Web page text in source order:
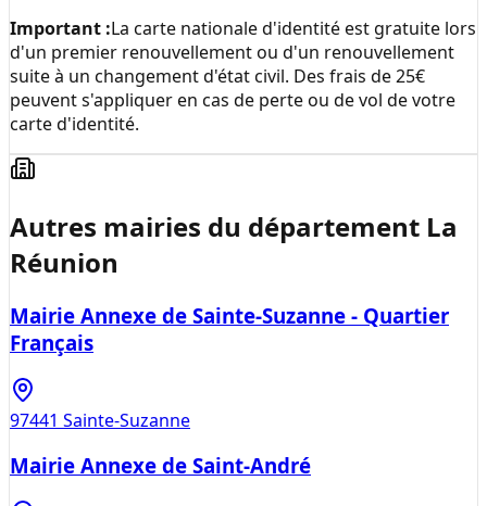
Important :La carte nationale d'identité est gratuite lors
d'un premier renouvellement ou d'un renouvellement
suite à un changement d'état civil. Des frais de 25€
peuvent s'appliquer en cas de perte ou de vol de votre
carte d'identité.
Autres mairies du département La
Réunion
Mairie Annexe de Sainte-Suzanne - Quartier
Français
97441 Sainte-Suzanne
Mairie Annexe de Saint-André